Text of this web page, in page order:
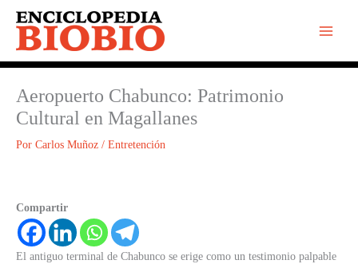
contenido
Aeropuerto Chabunco: Patrimonio
Cultural en Magallanes
Por Carlos Muñoz / Entretención
Compartir
El antiguo terminal de Chabunco se erige como un testimonio palpable